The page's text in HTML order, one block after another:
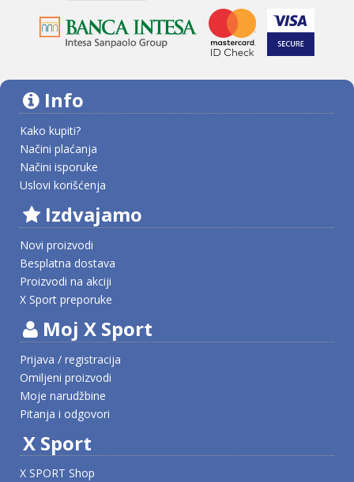
Info
Kako kupiti?
Načini plaćanja
Načini isporuke
Uslovi korišćenja
Izdvajamo
Novi proizvodi
Besplatna dostava
Proizvodi na akciji
X Sport preporuke
Moj X Sport
Prijava / registracija
Omiljeni proizvodi
Moje narudžbine
Pitanja i odgovori
X Sport
X SPORT Shop